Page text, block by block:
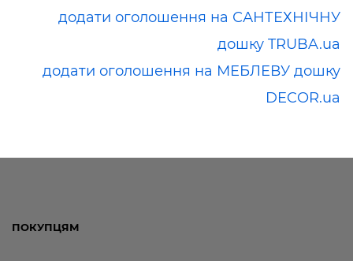
додати оголошення на САНТЕХНІЧНУ
дошку TRUBA.ua
додати оголошення на МЕБЛЕВУ дошку
DECOR.ua
ПОКУПЦЯМ